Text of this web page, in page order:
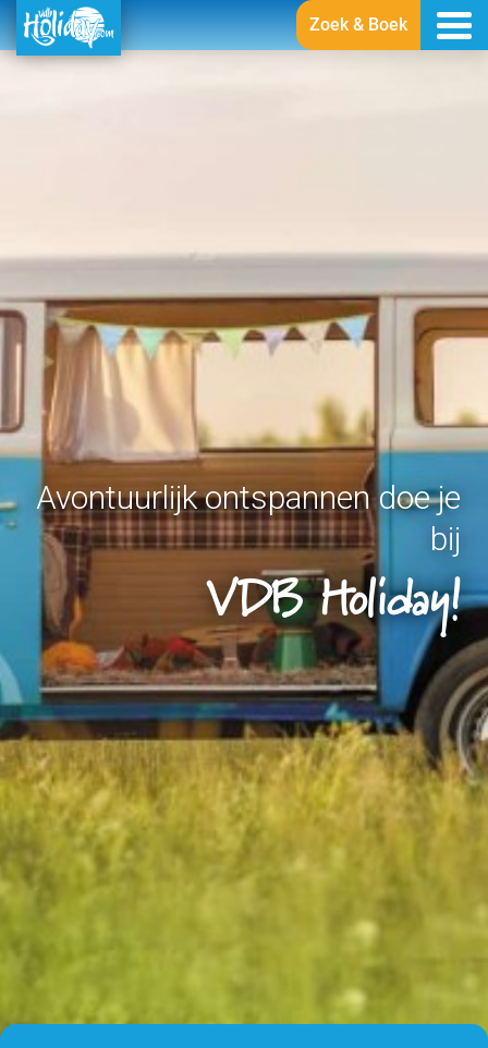
Zoek & Boek
Avontuurlijk ontspannen doe je
bij
VDB Holiday!